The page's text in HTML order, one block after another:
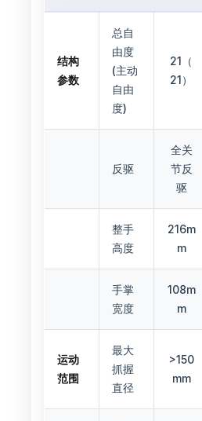
结构
参数
总自
由度
(主动
自由
度)
21（
21）
反驱
全关
节反
驱
整手
高度
216m
m
手掌
宽度
108m
m
运动
范围
最大
抓握
直径
>150
mm